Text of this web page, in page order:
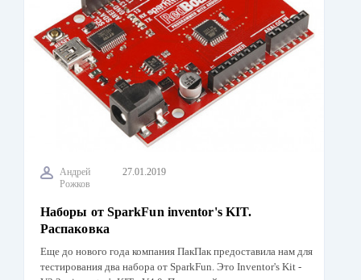
Андрей
Рожков
27.01.2019
Наборы от SparkFun inventor's KIT.
Распаковка
Еще до нового года компания ПакПак предоставила нам для
тестирования два набора от SparkFun. Это Inventor's Kit -